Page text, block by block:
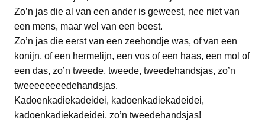
Zo’n jas die al van een ander is geweest, nee niet van
een mens, maar wel van een beest.
Zo’n jas die eerst van een zeehondje was, of van een
konijn, of een hermelijn, een vos of een haas, een mol of
een das, zo’n tweede, tweede, tweedehandsjas, zo’n
tweeeeeeeedehandsjas.
Kadoenkadiekadeidei, kadoenkadiekadeidei,
kadoenkadiekadeidei, zo’n tweedehandsjas!